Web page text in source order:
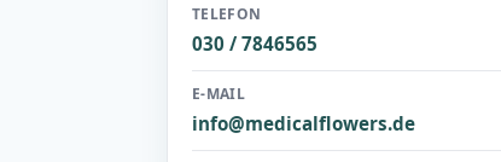
TELEFON
030 / 7846565
E-MAIL
info@medicalflowers.de